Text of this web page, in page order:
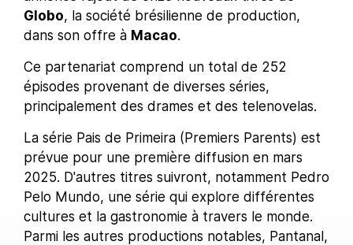
Globo, la société brésilienne de production,
dans son offre à Macao.
Ce partenariat comprend un total de 252
épisodes provenant de diverses séries,
principalement des drames et des telenovelas.
La série Pais de Primeira (Premiers Parents) est
prévue pour une première diffusion en mars
2025. D'autres titres suivront, notamment Pedro
Pelo Mundo, une série qui explore différentes
cultures et la gastronomie à travers le monde.
Parmi les autres productions notables, Pantanal,